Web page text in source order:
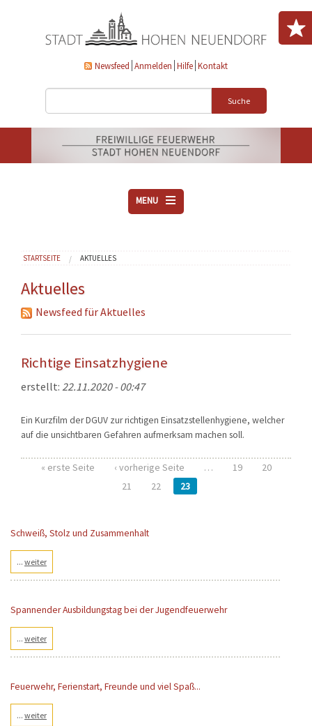
Newsfeed Anmelden Hilfe Kontakt
Suche
MENU
DOWNLOADS
EINSÄTZE
Sie sind hier
STARTSEITE AKTUELLES
Aktuelles
Newsfeed für Aktuelles
Richtige Einsatzhygiene
erstellt: 22.11.2020 - 00:47
Ein Kurzfilm der DGUV zur richtigen Einsatzstellenhygiene, welcher
auf die unsichtbaren Gefahren aufmerksam machen soll.
Seiten
« erste Seite ‹ vorherige Seite … 19
20
21
22 23
Schweiß, Stolz und Zusammenhalt
... weiter
Spannender Ausbildungstag bei der Jugendfeuerwehr
... weiter
Feuerwehr, Ferienstart, Freunde und viel Spaß...
... weiter